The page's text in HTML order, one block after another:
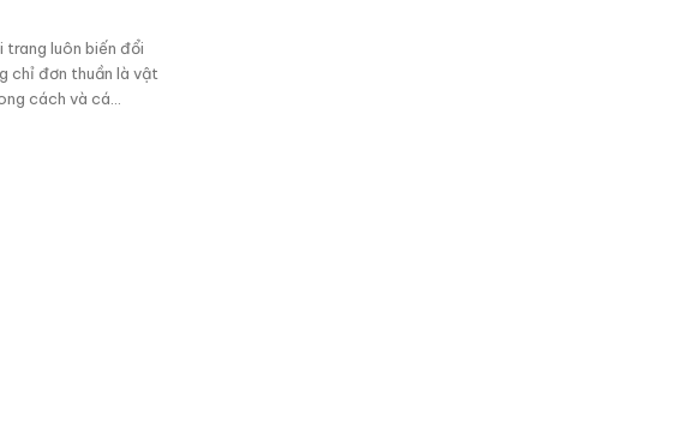
luôn biến đổi
chỉ đơn thuần là vật
cách và cá...